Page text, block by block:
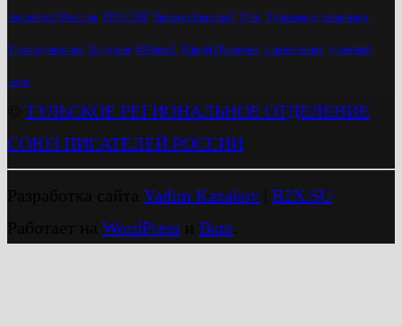
писателей России ТРО СПР Трещев Евгений Тула Тульские суворовцы
Урок мужества Ходулин Юбилей Юрий Цкипури справочник тульский
поэт
ТУЛЬСКОЕ РЕГИОНАЛЬНОЕ ОТДЕЛЕНИЕ
СОЮЗ ПИСАТЕЛЕЙ РОССИИ
Vadim Kazakov
B2X.SU
WordPress Bam